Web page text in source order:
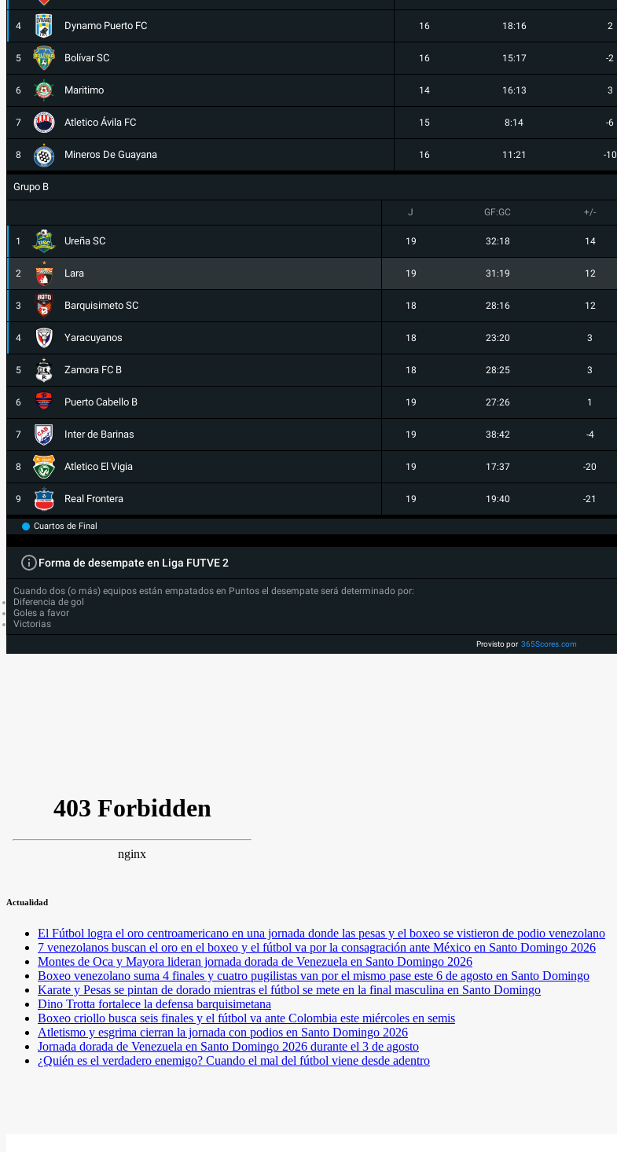
4 Dynamo Puerto FC 16 18:16 2
5 Bolívar SC 16 15:17 -2
6 Maritimo 14 16:13 3
7 Atletico Ávila FC 15 8:14 -6
8 Mineros De Guayana 16 11:21 -10
Grupo B
J GF:GC +/-
1 Ureña SC 19 32:18 14
2 Lara 19 31:19 12
3 Barquisimeto SC 18 28:16 12
4 Yaracuyanos 18 23:20 3
5 Zamora FC B 18 28:25 3
6 Puerto Cabello B 19 27:26 1
7 Inter de Barinas 19 38:42 -4
8 Atletico El Vigia 19 17:37 -20
9 Real Frontera 19 19:40 -21
Cuartos de Final
Forma de desempate en Liga FUTVE 2
Cuando dos (o más) equipos están empatados en Puntos el desempate será determinado por:
Diferencia de gol
Goles a favor
Victorias
Provisto por 365Scores.com
Actualidad
El Fútbol logra el oro centroamericano en una jornada donde las pesas y el boxeo se vistieron de podio venezolano
7 venezolanos buscan el oro en el boxeo y el fútbol va por la consagración ante México en Santo Domingo 2026
Montes de Oca y Mayora lideran jornada dorada de Venezuela en Santo Domingo 2026
Boxeo venezolano suma 4 finales y cuatro pugilistas van por el mismo pase este 6 de agosto en Santo Domingo
Karate y Pesas se pintan de dorado mientras el fútbol se mete en la final masculina en Santo Domingo
Dino Trotta fortalece la defensa barquisimetana
Boxeo criollo busca seis finales y el fútbol va ante Colombia este miércoles en semis
Atletismo y esgrima cierran la jornada con podios en Santo Domingo 2026
Jornada dorada de Venezuela en Santo Domingo 2026 durante el 3 de agosto
¿Quién es el verdadero enemigo? Cuando el mal del fútbol viene desde adentro